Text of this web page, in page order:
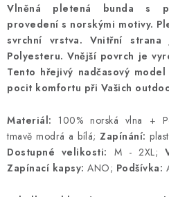
Vlněná pletená bunda s
provedení s norskými motivy.
svrchní vrstva. Vnitřní
Polyesteru. Vnější povrch je
Tento hřejivý nadčasový
pocit komfortu při Vašich
Materiál: 100% norská vlna +
tmavě modrá a bílá; Zapínání:
Dostupné velikosti: M - 2XL;
Zapínací kapsy: ANO; Podšívka: